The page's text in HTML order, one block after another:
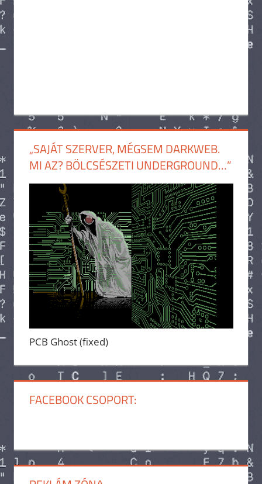
„SAJÁT SZERVER, MÉGSEM DARKWEB.
MI AZ? BÖLCSÉSZETI UNDERGROUND…”
PCB Ghost (fixed)
FACEBOOK CSOPORT: